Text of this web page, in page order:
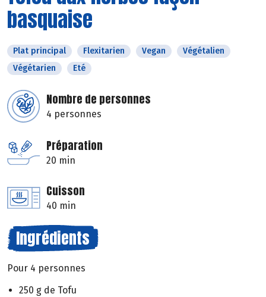
basquaise
Plat principal Flexitarien Vegan
Végétalien
Végétarien
Eté
Nombre de personnes
4 personnes
Préparation
20 min
Cuisson
40 min
Ingrédients
Pour 4 personnes
250 g de Tofu